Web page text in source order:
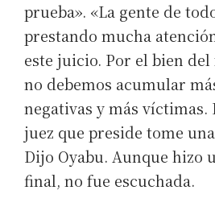
prueba». «La gente de
prestando mucha
este juicio. Por el bien
no debemos acumular
negativas y más víctimas.
juez que preside tome
Dijo Oyabu. Aunque hizo
final, no fue escuchada.